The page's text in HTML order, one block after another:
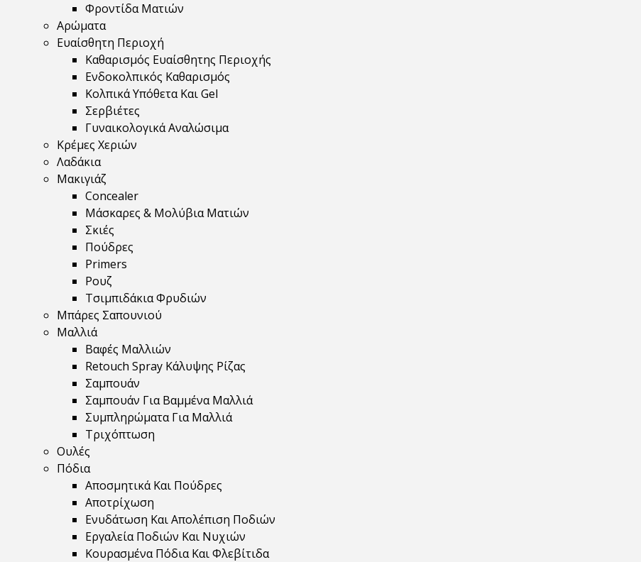
Φροντίδα Ματιών
Αρώματα
Ευαίσθητη Περιοχή
Καθαρισμός Ευαίσθητης Περιοχής
Ενδοκολπικός Καθαρισμός
Κολπικά Υπόθετα Και Gel
Σερβιέτες
Γυναικολογικά Αναλώσιμα
Κρέμες Χεριών
Λαδάκια
Μακιγιάζ
Concealer
Μάσκαρες & Μολύβια Ματιών
Σκιές
Πούδρες
Primers
Ρουζ
Τσιμπιδάκια Φρυδιών
Μπάρες Σαπουνιού
Μαλλιά
Βαφές Μαλλιών
Retouch Spray Κάλυψης Ρίζας
Σαμπουάν
Σαμπουάν Για Βαμμένα Μαλλιά
Συμπληρώματα Για Μαλλιά
Τριχόπτωση
Ουλές
Πόδια
Αποσμητικά Και Πούδρες
Αποτρίχωση
Ενυδάτωση Και Απολέπιση Ποδιών
Εργαλεία Ποδιών Και Νυχιών
Κουρασμένα Πόδια Και Φλεβίτιδα